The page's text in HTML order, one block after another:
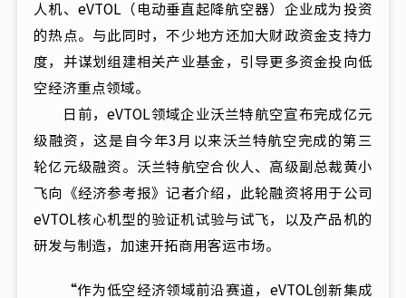
人机、eVTOL（电动垂直起降航空器）企业成为投资
的热点。与此同时，不少地方还加大财政资金支持力
度，并谋划组建相关产业基金，引导更多资金投向低
空经济重点领域。
日前，eVTOL领域企业沃兰特航空宣布完成亿元
级融资，这是自今年3月以来沃兰特航空完成的第三
轮亿元级融资。沃兰特航空合伙人、高级副总裁黄小
飞向《经济参考报》记者介绍，此轮融资将用于公司
eVTOL核心机型的验证机试验与试飞，以及产品机的
研发与制造，加速开拓商用客运市场。
“作为低空经济领域前沿赛道，eVTOL创新集成